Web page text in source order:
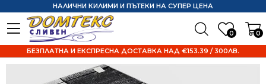
0 0
НАЛИЧНИ КИЛИМИ И ПЪТЕКИ НА СУПЕР ЦЕНА
БЕЗПЛАТНА И ЕКСПРЕСНА ДОСТАВКА НАД €153.39 / 300ЛВ.